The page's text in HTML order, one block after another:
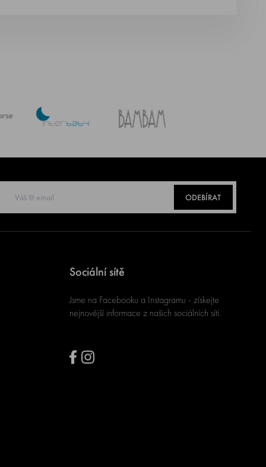
ODEBÍRAT
Sociální sítě
Jsme na Facebooku a Instagramu - získejte
nejnovější informace z našich sociálních sítí.